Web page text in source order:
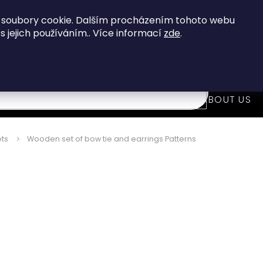
cookie. Dalším procházením tohoto webu
jejich používáním.. Více informací zde.
FASHION ACCESSORIES ABOUT US
Wooden set of bow tie and earrings Patterns